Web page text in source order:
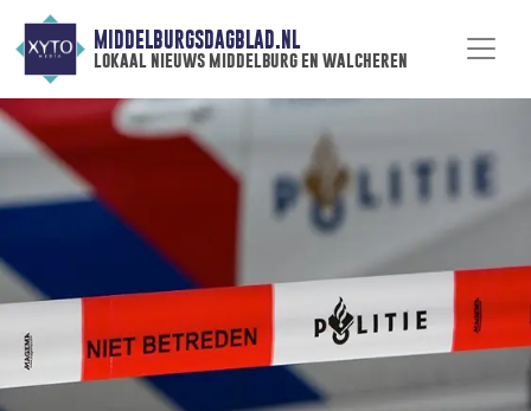
MIDDELBURGSDAGBLAD.NL
lokaal nieuws middelburg en walcheren